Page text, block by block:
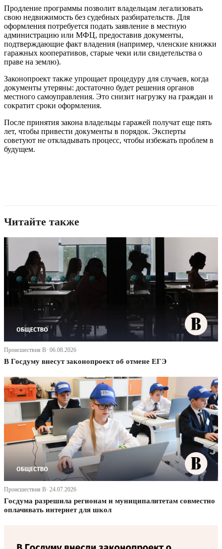
Продление программы позволит владельцам легализовать
свою недвижимость без судебных разбирательств. Для
оформления потребуется подать заявление в местную
администрацию или МФЦ, предоставив документы,
подтверждающие факт владения (например, членские книжки
гаражных кооперативов, старые чеки или свидетельства о
праве на землю).
Законопроект также упрощает процедуру для случаев, когда
документы утеряны: достаточно будет решения органов
местного самоуправления. Это снизит нагрузку на граждан и
сократит сроки оформления.
После принятия закона владельцы гаражей получат еще пять
лет, чтобы привести документы в порядок. Эксперты
советуют не откладывать процесс, чтобы избежать проблем в
будущем.
Читайте также
Происшествия В· 06.08.2026
В Госдуму внесут законопроект об отмене ЕГЭ
Происшествия В· 24.07.2026
Госдума разрешила регионам и муниципалитетам совместно
оплачивать интернет для школ